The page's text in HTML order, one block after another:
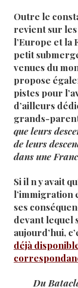
Outre le
revient sur les
l’Europe et la
petit
venues du
propose
pistes pour
d’ailleurs
grands-
que leurs
de leurs
dans une
Si il n y avait
l’immigration
ses
devant lequel
aujourd’hui,
déjà
Du